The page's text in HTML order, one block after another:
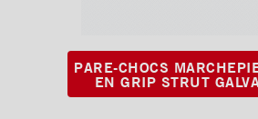
PARE-CHOCS
EN GRIP STRUT